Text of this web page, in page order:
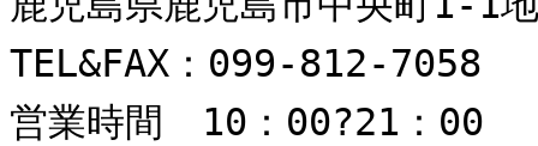
TEL&FAX：099-812-7058
営業時間 10：00?21：00